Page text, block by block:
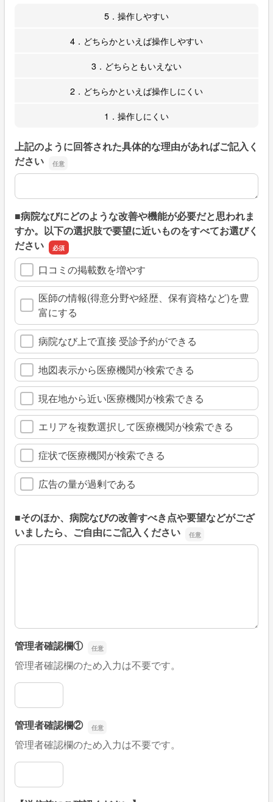
5．操作しやすい
4．どちらかといえば操作しやすい
3．どちらともいえない
2．どちらかといえば操作しにくい
1．操作しにくい
上記のように回答された具体的な理由があればご記入く
ださい
上記のように回答された具体的な理由があればご記入くだ
■病院なびにどのような改善や機能が必要だと思われま
すか。以下の選択肢で要望に近いものをすべてお選びく
ださい
口コミの掲載数を増やす
医師の情報(得意分野や経歴、保有資格など)を豊
富にする
病院なび上で直接 受診予約ができる
地図表示から医療機関が検索できる
現在地から近い医療機関が検索できる
エリアを複数選択して医療機関が検索できる
症状で医療機関が検索できる
広告の量が過剰である
■そのほか、病院なびの改善すべき点や要望などがござ
いましたら、ご自由にご記入ください
■そのほか、病院なびの改善すべき点や要望などがござい
管理者確認欄①
管理者確認欄のため入力は不要です。
管理者確認欄①
管理者確認欄②
管理者確認欄のため入力は不要です。
管理者確認欄②